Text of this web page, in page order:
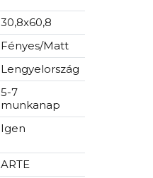
30,8x60,8
Fényes/Matt
Lengyelország
5-7
munkanap
Igen
ARTE